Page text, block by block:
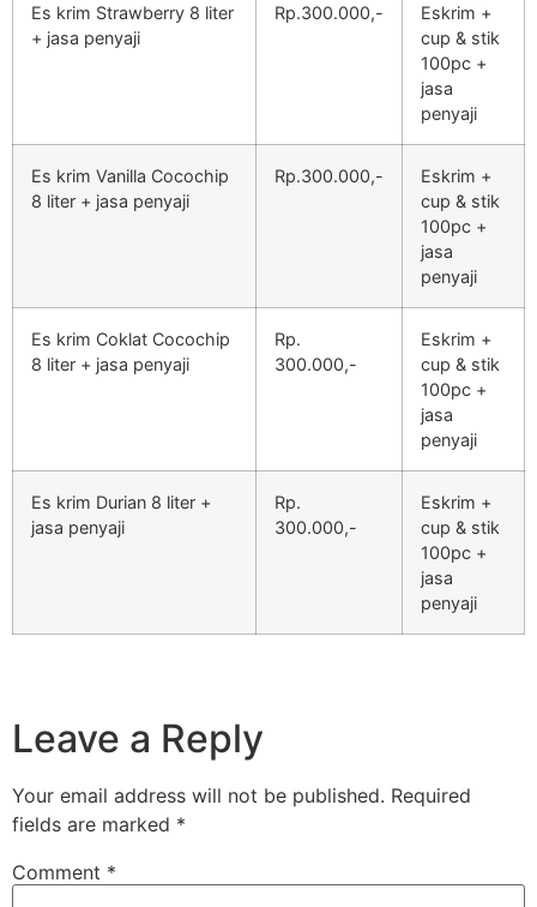
Es krim Strawberry 8 liter
+ jasa penyaji
Rp.300.000,-
Eskrim +
cup & stik
100pc +
jasa
penyaji
Es krim Vanilla Cocochip
8 liter + jasa penyaji
Rp.300.000,-
Eskrim +
cup & stik
100pc +
jasa
penyaji
Es krim Coklat Cocochip
8 liter + jasa penyaji
Rp.
300.000,-
Eskrim +
cup & stik
100pc +
jasa
penyaji
Es krim Durian 8 liter +
jasa penyaji
Rp.
300.000,-
Eskrim +
cup & stik
100pc +
jasa
penyaji
Leave a Reply
Your email address will not be published. Required
fields are marked *
Comment *